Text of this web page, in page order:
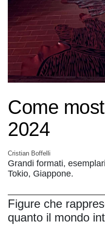
Come
2024
Cristian Boffelli
Grandi formati,
Tokio, Giappone.
Figure che
quanto il mondo